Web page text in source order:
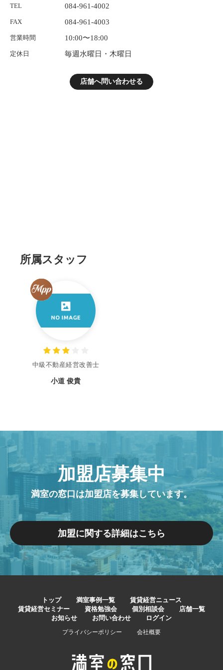
TEL 084-961-4002
FAX 084-961-4003
営業時間 10:00〜18:00
定休日 毎週水曜日・木曜日
店舗へ問い合わせる
所属スタッフ
中級不動産経営改善士
小道 俊貴
加盟店募集中
満室の窓口は加盟店を募集しています。
加盟に関する詳細はこちら
トップ 満室事例一覧
賃貸経営ニュース
賃貸経営セミナー
資格勉強会 個別相談会
店舗一覧
お知らせ
お問い合わせ ログイン
プライバシーポリシー 会社概要